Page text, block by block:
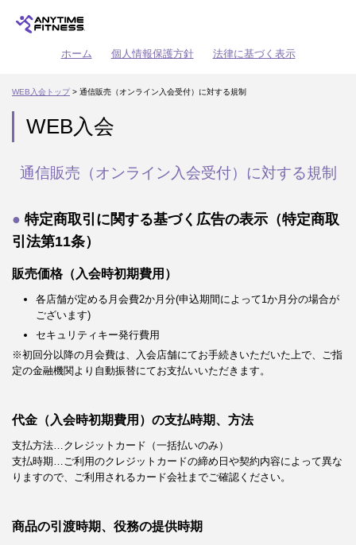
ホーム 個人情報保護方針 法律に基づく表示
WEB入会トップ> 通信販売（オンライン入会受付）に対する規制
WEB入会
通信販売（オンライン入会受付）に対する規制
特定商取引に関する基づく広告の表示（特定商取
引法第11条）
販売価格（入会時初期費用）
各店舗が定める月会費2か月分(申込期間によって1か月分の場合が
ございます)
セキュリティキー発行費用
※初回分以降の月会費は、入会店舗にてお手続きいただいた上で、ご指
定の金融機関より自動振替にてお支払いいただきます。
代金（入会時初期費用）の支払時期、方法
支払方法…クレジットカード（一括払いのみ）
支払時期…ご利用のクレジットカードの締め日や契約内容によって異な
りますので、ご利用されるカード会社までご確認ください。
商品の引渡時期、役務の提供時期